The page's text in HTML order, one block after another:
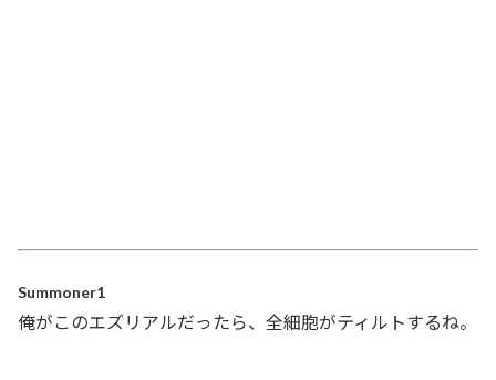
Summoner1
俺がこのエズリアルだったら、全細胞がティルトするね。